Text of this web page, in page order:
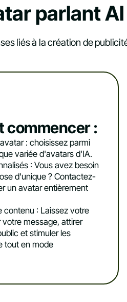
parlant
liés à la création de
commencer :
: choisissez parmi
variée d'avatars d'IA.
: Vous avez besoin
d'unique ? Contactez-
un avatar entièrement
contenu : Laissez votre
message, attirer
et stimuler les
tout en mode